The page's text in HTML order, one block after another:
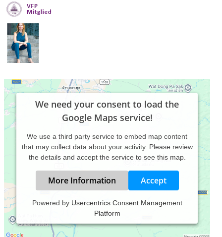
We need your consent to load the
Google Maps service!
We use a third party service to embed map content
that may collect data about your activity. Please review
the details and accept the service to see this map.
More Information Accept
Powered by Usercentrics Consent Management
Platform
Meine Praxis befindet sich nur ca. 10 Gehminuten vom
Hauptbahnhof entfernt. Öffentliche Parkplätze sowie die
Straßenbahnhaltestelle "Wagnerplatz" liegen direkt vor der